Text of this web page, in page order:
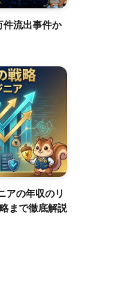
流出事件か
アの年収のリ
まで徹底解説